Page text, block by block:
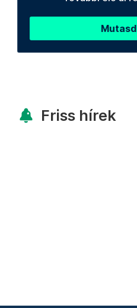
Friss hírek